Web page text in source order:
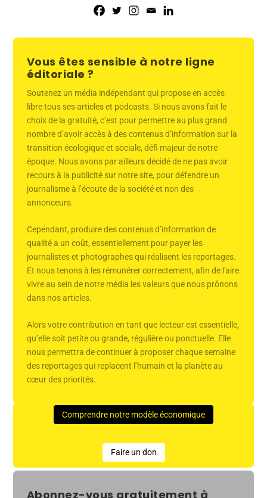
Vous êtes sensible à notre ligne
éditoriale ?
Soutenez un média indépendant qui propose en accès
libre tous ses articles et podcasts. Si nous avons fait le
choix de la gratuité, c’est pour permettre au plus grand
nombre d’avoir accès à des contenus d’information sur la
transition écologique et sociale, défi majeur de notre
époque. Nous avons par ailleurs décidé de ne pas avoir
recours à la publicité sur notre site, pour défendre un
journalisme à l’écoute de la société et non des
annonceurs.
Cependant, produire des contenus d’information de
qualité a un coût, essentiellement pour payer les
journalistes et photographes qui réalisent les reportages.
Et nous tenons à les rémunérer correctement, afin de faire
vivre au sein de notre média les valeurs que nous prônons
dans nos articles.
Alors votre contribution en tant que lecteur est essentielle,
qu’elle soit petite ou grande, régulière ou ponctuelle. Elle
nous permettra de continuer à proposer chaque semaine
des reportages qui replacent l’humain et la planète au
cœur des priorités.
Comprendre notre modèle économique
Faire un don
Abonnez-vous gratuitement à